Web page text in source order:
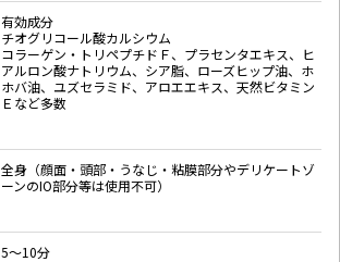
有効成分
チオグリコール酸カルシウム
コラーゲン・トリペプチドＦ、プラセンタエキス、ヒ
アルロン酸ナトリウム、シア脂、ローズヒップ油、ホ
ホバ油、ユズセラミド、アロエエキス、天然ビタミン
Ｅなど多数
全身（顔面・頭部・うなじ・粘膜部分やデリケートゾ
ーンのIO部分等は使用不可）
5〜10分